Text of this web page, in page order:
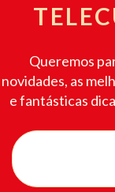
Queremos
novidades, as
e fantásticas